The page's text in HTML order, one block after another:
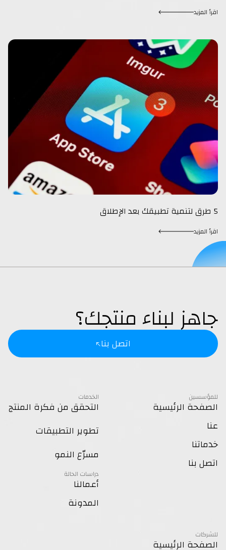
اقرأ المزيد
5 طرق لتنمية تطبيقك بعد الإطلاق
اقرأ المزيد
جاهز لبناء منتجك؟
اتصل بنا
للمؤسسين
الصفحة الرئيسية
عنا
خدماتنا
اتصل بنا
الخدمات
التحقق من فكرة المنتج
تطوير التطبيقات
مسرّع النمو
دراسات الحالة
أعمالنا
المدونة
للشركات
الصفحة الرئيسية